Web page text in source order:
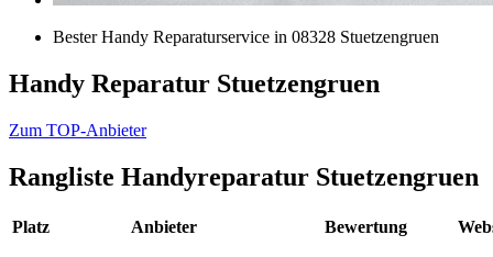
Bester Handy Reparaturservice in 08328 Stuetzengruen
Handy Reparatur Stuetzengruen
Zum TOP-Anbieter
Rangliste Handyreparatur Stuetzengruen
Platz Anbieter Bewertung